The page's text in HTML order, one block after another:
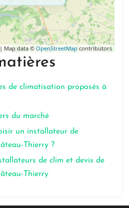
| Map data © OpenStreetMap contributors
de climatisation proposés à
du marché
un installateur de
Thierry ?
de clim et devis de
Thierry